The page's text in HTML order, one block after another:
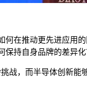
在推动更先进应用
持自身品牌的差异
战，而半导体创新